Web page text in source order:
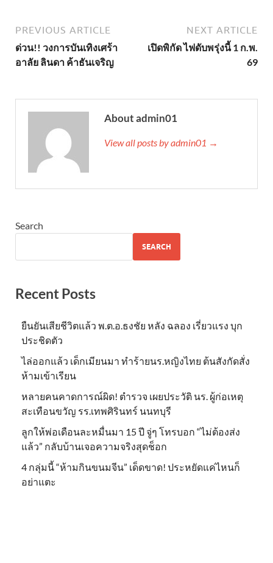
PREVIOUS ARTICLE
ด่วน!! วงการบันเทิงเศร้า
อาลัย ลินดา ค้าธันเจริญ
NEXT ARTICLE
เปิดพิกัด ไฟดับพรุ่งนี้ 1 ก.พ.
69
About admin01
View all posts by admin01 →
Search
SEARCH
Recent Posts
ยืนยันเสียชีวิตแล้ว พ.ต.อ.ธงชัย หลัง ฉลอง เรี่ยวแรง บุก
ประชิดตัว
ไล่ออกแล้ว เด็กเมียนมา ทำร้ายนร.หญิงไทย ต้นสังกัดสั่ง
ห้ามเข้าเรียน
หลายคนคาดการณ์ผิด! ตำรวจ เผยประวัติ นร. ผู้ก่อเหตุ
สะเทือนขวัญ รร.เทพศิรินทร์ นนทบุรี
ลูกให้พ่อเดือนละหมื่นมา 15 ปี จู่ๆ โทรบอก “ไม่ต้องส่ง
แล้ว” กลับบ้านเจอความจริงสุดช็อก
4 กลุ่มนี้ “ห้ามกินขนมจีน” เด็ดขาด! ประหยัดแค่ไหนก็
อย่าแตะ